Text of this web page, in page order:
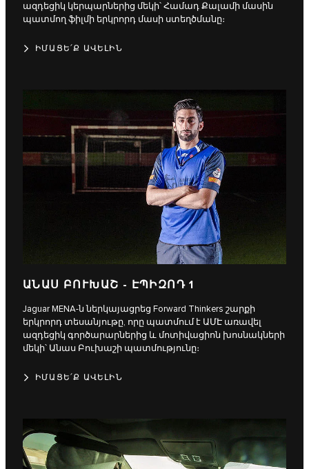
ազդեցիկ կերպարներից մեկի՝ Համադ Քալամի մասին
պատմող ֆիլմի երկրորդ մասի ստեղծմանը։
ԻՄԱՑԵ՛Ք ԱՎԵԼԻՆ
ԱՆԱՍ ԲՈՒԽԱՇ - ԷՊԻԶՈԴ 1
Jaguar MENA-ն ներկայացրեց Forward Thinkers շարքի
երկրորդ տեսանյութը, որը պատմում է ԱՄԷ առավել
ազդեցիկ գործարարներից և մոտիվացիոն խոսնակների
մեկի՝ Անաս Բուխաշի պատմությունը։
ԻՄԱՑԵ՛Ք ԱՎԵԼԻՆ